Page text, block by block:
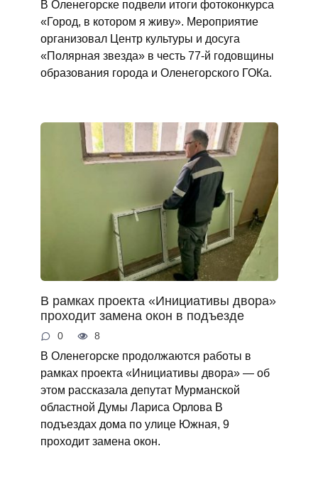
В Оленегорске подвели итоги фотоконкурса
«Город, в котором я живу». Мероприятие
организовал Центр культуры и досуга
«Полярная звезда» в честь 77-й годовщины
образования города и Оленегорского ГОКа.
В рамках проекта «Инициативы двора»
проходит замена окон в подъезде
0 8
В Оленегорске продолжаются работы в
рамках проекта «Инициативы двора» — об
этом рассказала депутат Мурманской
областной Думы Лариса Орлова В
подъездах дома по улице Южная, 9
проходит замена окон.